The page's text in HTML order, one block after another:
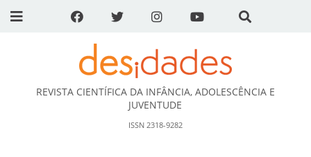
DESidades
REVISTA CIENTÍFICA DA INFÂNCIA, ADOLESCÊNCIA E
JUVENTUDE
ISSN 2318-9282